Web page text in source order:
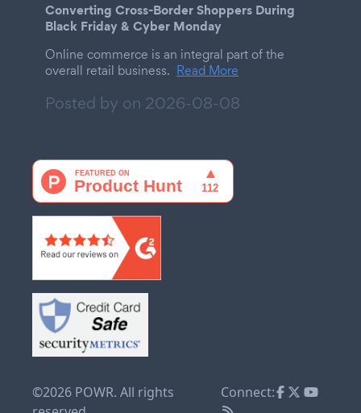
Converting Cross-Border Shoppers During
Black Friday & Cyber Monday
Online commerce is an integral part of the
overall retail business. Read More
Posted by on 2026-08-08
©2026 POWR. All rights
Connect: